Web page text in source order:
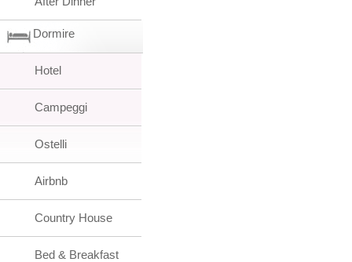
Dormire
Hotel
Campeggi
Ostelli
Airbnb
Country House
Bed & Breakfast